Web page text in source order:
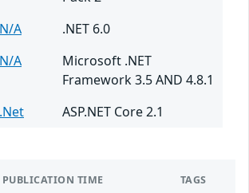
N/A
.NET 6.0
N/A
Microsoft .NET
Framework 3.5 AND 4.8.1
.Net ASP.NET Core 2.1
PUBLICATION TIME TAGS